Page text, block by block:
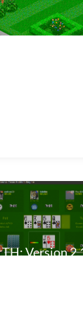
Version